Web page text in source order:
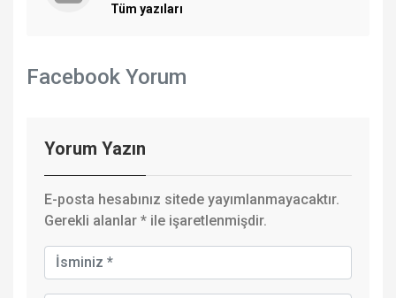
Tüm yazıları
Facebook Yorum
Yorum Yazın
E-posta hesabınız sitede yayımlanmayacaktır.
Gerekli alanlar * ile işaretlenmişdir.